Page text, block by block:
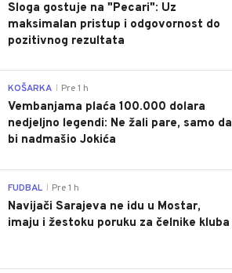
Sloga gostuje na "Pecari": Uz
maksimalan pristup i odgovornost do
pozitivnog rezultata
KOŠARKA Pre 1 h
Vembanjama plaća 100.000 dolara
nedjeljno legendi: Ne žali pare, samo da
bi nadmašio Jokića
FUDBAL Pre 1 h
Navijači Sarajeva ne idu u Mostar,
imaju i žestoku poruku za čelnike kluba